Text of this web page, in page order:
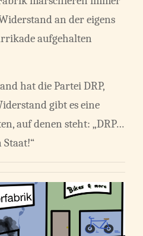
an der eigens
aufgehalten
hat die Partei DRP,
gibt es eine
auf denen steht: „DRP…
Staat!“